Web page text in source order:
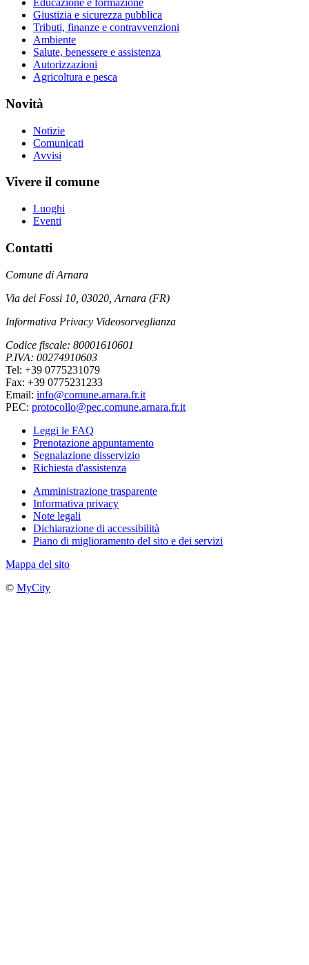
Educazione e formazione
Giustizia e sicurezza pubblica
Tributi, finanze e contravvenzioni
Ambiente
Salute, benessere e assistenza
Autorizzazioni
Agricoltura e pesca
Novità
Notizie
Comunicati
Avvisi
Vivere il comune
Luoghi
Eventi
Contatti
Comune di Arnara
Via dei Fossi 10, 03020, Arnara (FR)
Informativa Privacy Videosorveglianza
Codice fiscale: 80001610601
P.IVA: 00274910603
Tel: +39 0775231079
Fax: +39 0775231233
Email: info@comune.arnara.fr.it
PEC: protocollo@pec.comune.arnara.fr.it
Leggi le FAQ
Prenotazione appuntamento
Segnalazione disservizio
Richiesta d'assistenza
Amministrazione trasparente
Informativa privacy
Note legali
Dichiarazione di accessibilità
Piano di miglioramento del sito e dei servizi
Mappa del sito
© MyCity